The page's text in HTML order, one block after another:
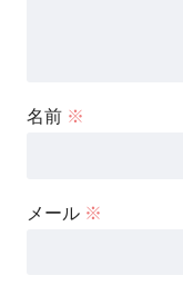
名前 ※
メール ※